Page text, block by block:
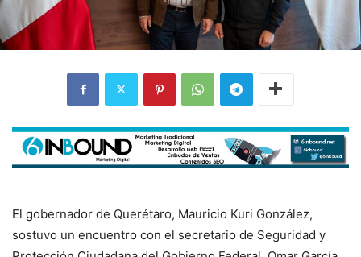
El gobernador de Querétaro, Mauricio Kuri González,
sostuvo un encuentro con el secretario de Seguridad y